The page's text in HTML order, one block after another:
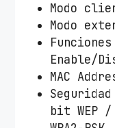
Modo
Modo
Enable/
MAC
bit WEP /